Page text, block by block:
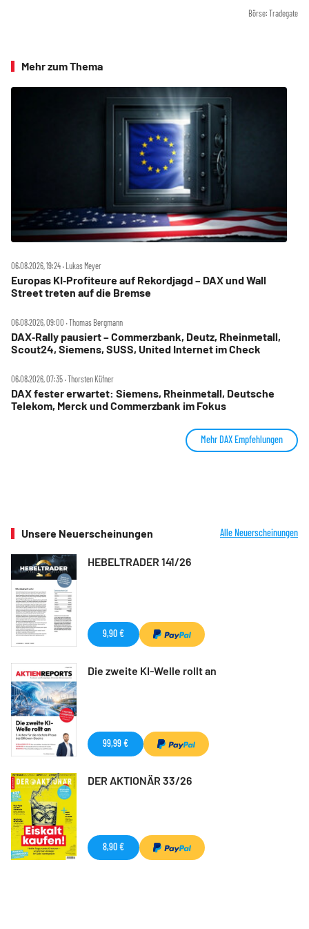
Börse: Tradegate
Mehr zum Thema
06.08.2026, 19:24 ‧ Lukas Meyer
Europas KI‑Profiteure auf Rekordjagd – DAX und Wall
Street treten auf die Bremse
06.08.2026, 09:00 ‧ Thomas Bergmann
DAX‑Rally pausiert – Commerzbank, Deutz, Rheinmetall,
Scout24, Siemens, SUSS, United Internet im Check
06.08.2026, 07:35 ‧ Thorsten Küfner
DAX fester erwartet: Siemens, Rheinmetall, Deutsche
Telekom, Merck und Commerzbank im Fokus
Mehr DAX Empfehlungen
Unsere Neuerscheinungen Alle Neuerscheinungen
HEBELTRADER 141/26
9,90 €
Die zweite KI-Welle rollt an
99,99 €
DER AKTIONÄR 33/26
8,90 €